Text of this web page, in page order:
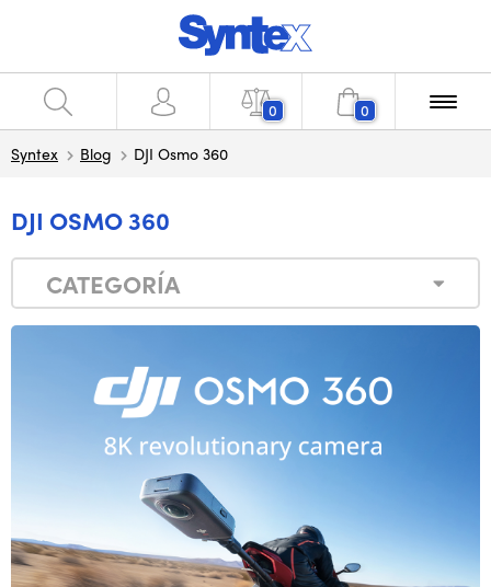
0 0
Syntex Blog DJI Osmo 360
DJI OSMO 360
CATEGORÍA